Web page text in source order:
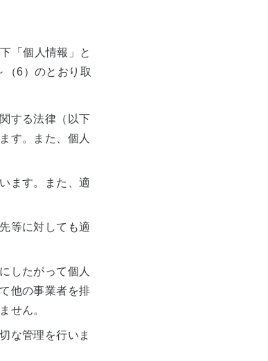
「個人情報」と
（6）のとおり取
する法律（以下
す。また、個人
ます。また、適
等に対しても適
したがって個人
他の事業者を排
せん。
な管理を行いま